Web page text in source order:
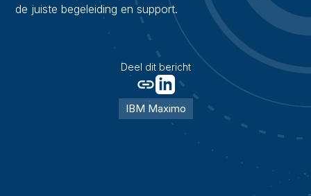
de juiste begeleiding en support.
Deel dit bericht
IBM Maximo